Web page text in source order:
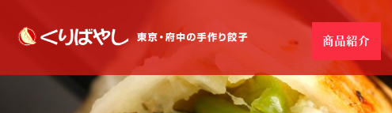
商品紹介